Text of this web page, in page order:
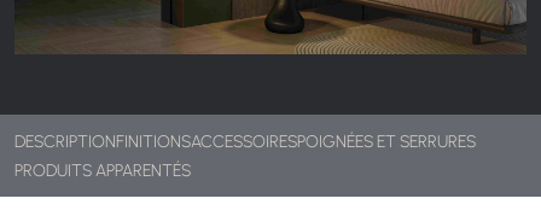
DESCRIPTIONFINITIONSACCESSOIRESPOIGNÉES ET SERRURES
PRODUITS APPARENTÉS